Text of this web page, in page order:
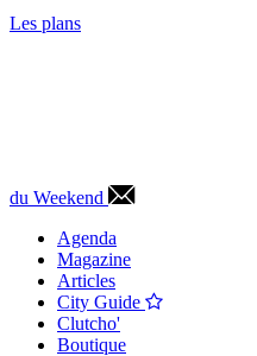
Les plans
du Weekend
Agenda
Magazine
Articles
City Guide
Clutcho'
Boutique